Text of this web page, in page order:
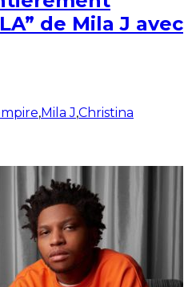
de Mila J avec
,Mila J,Christina